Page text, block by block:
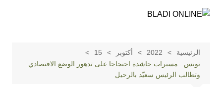
الرئيسية 2022 أكتوبر
15
تونس.. مسيرات حاشدة احتجاجا على تدهور الوضع الاقتصادي
وتطالب الرئيس سعيّد بالرحيل